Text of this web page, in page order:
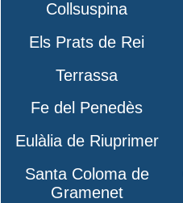
Collsuspina
Els Prats de Rei
Terrassa
Fe del Penedès
Eulàlia de Riuprimer
Santa Coloma de
Gramenet